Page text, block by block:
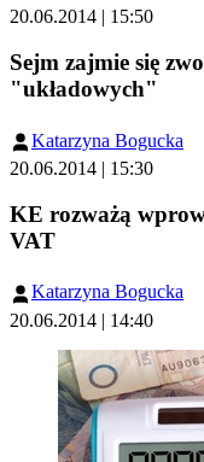
20.06.2014 | 15:50
Sejm zajmie się
"układowych"
Katarzyna Bogucka
20.06.2014 | 15:30
KE rozważą
VAT
Katarzyna Bogucka
20.06.2014 | 14:40